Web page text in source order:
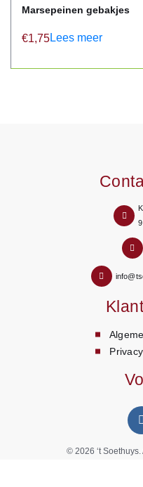
Marsepeinen gebakjes
€1,75Lees meer
© 2026 ‘t Soethuys.